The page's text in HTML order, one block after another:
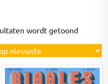
wordt getoond
op